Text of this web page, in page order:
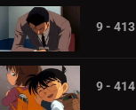
9 - 413
9 - 414